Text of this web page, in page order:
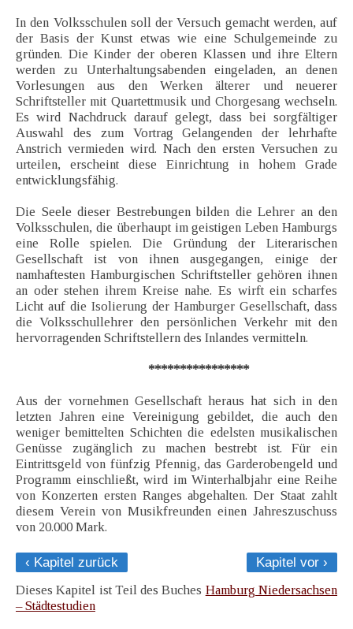
In den Volksschulen soll der Versuch gemacht werden, auf
der Basis der Kunst etwas wie eine Schulgemeinde zu
gründen. Die Kinder der oberen Klassen und ihre Eltern
werden zu Unterhaltungsabenden eingeladen, an denen
Vorlesungen aus den Werken älterer und neuerer
Schriftsteller mit Quartettmusik und Chorgesang wechseln.
Es wird Nachdruck darauf gelegt, dass bei sorgfältiger
Auswahl des zum Vortrag Gelangenden der lehrhafte
Anstrich vermieden wird. Nach den ersten Versuchen zu
urteilen, erscheint diese Einrichtung in hohem Grade
entwicklungsfähig.
Die Seele dieser Bestrebungen bilden die Lehrer an den
Volksschulen, die überhaupt im geistigen Leben Hamburgs
eine Rolle spielen. Die Gründung der Literarischen
Gesellschaft ist von ihnen ausgegangen, einige der
namhaftesten Hamburgischen Schriftsteller gehören ihnen
an oder stehen ihrem Kreise nahe. Es wirft ein scharfes
Licht auf die Isolierung der Hamburger Gesellschaft, dass
die Volksschullehrer den persönlichen Verkehr mit den
hervorragenden Schriftstellern des Inlandes vermitteln.
****************
Aus der vornehmen Gesellschaft heraus hat sich in den
letzten Jahren eine Vereinigung gebildet, die auch den
weniger bemittelten Schichten die edelsten musikalischen
Genüsse zugänglich zu machen bestrebt ist. Für ein
Eintrittsgeld von fünfzig Pfennig, das Garderobengeld und
Programm einschließt, wird im Winterhalbjahr eine Reihe
von Konzerten ersten Ranges abgehalten. Der Staat zahlt
diesem Verein von Musikfreunden einen Jahreszuschuss
von 20.000 Mark.
‹ Kapitel zurück
Kapitel vor ›
Dieses Kapitel ist Teil des Buches Hamburg Niedersachsen
– Städtestudien